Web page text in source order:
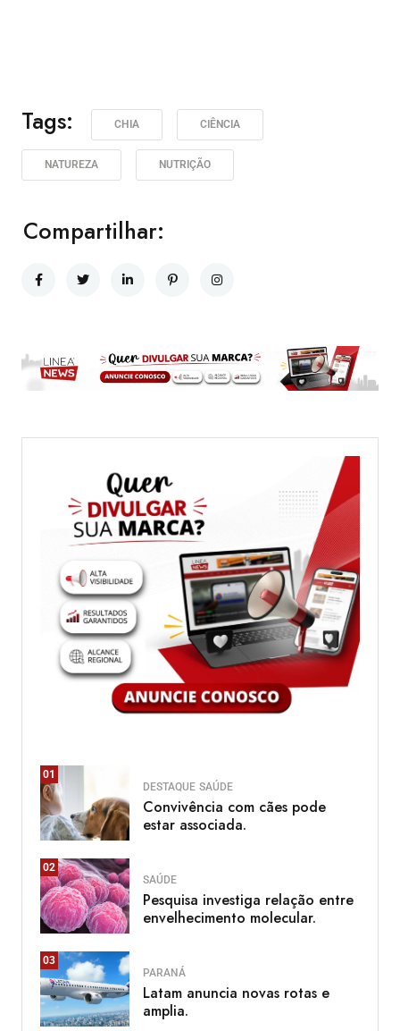
Tags: CHIA CIÊNCIA
NATUREZA NUTRIÇÃO
Compartilhar:
01
DESTAQUE SAÚDE
Convivência com cães pode
estar associada.
02
SAÚDE
Pesquisa investiga relação entre
envelhecimento molecular.
03
PARANÁ
Latam anuncia novas rotas e
amplia.